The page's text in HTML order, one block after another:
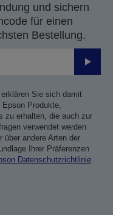
und sichern
für einen
Bestellung.
Sie sich damit
Produkte,
zu erhalten, die auch zur
verwendet werden
über andere Arten der
Ihrer Präferenzen
Datenschutzrichtlinie